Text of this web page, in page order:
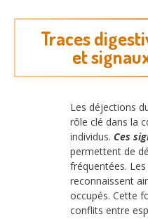
Traces
et
Les déjections
rôle clé dans la
individus. Ces
permettent de
fréquentées.
reconnaissent
occupés. Cette
conflits entre